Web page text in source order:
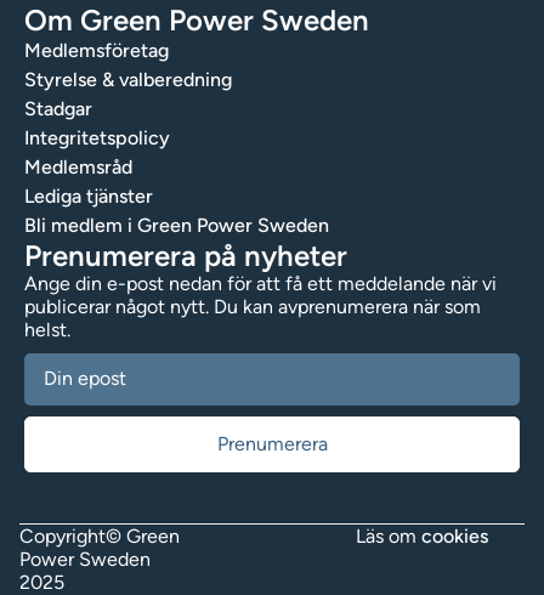
Om Green Power Sweden
Medlemsföretag
Styrelse & valberedning
Stadgar
Integritetspolicy
Medlemsråd
Lediga tjänster
Bli medlem i Green Power Sweden
Prenumerera på nyheter
Ange din e-post nedan för att få ett meddelande när vi
publicerar något nytt. Du kan avprenumerera när som
helst.
Copyright© Green
Power Sweden
2025
Läs om cookies